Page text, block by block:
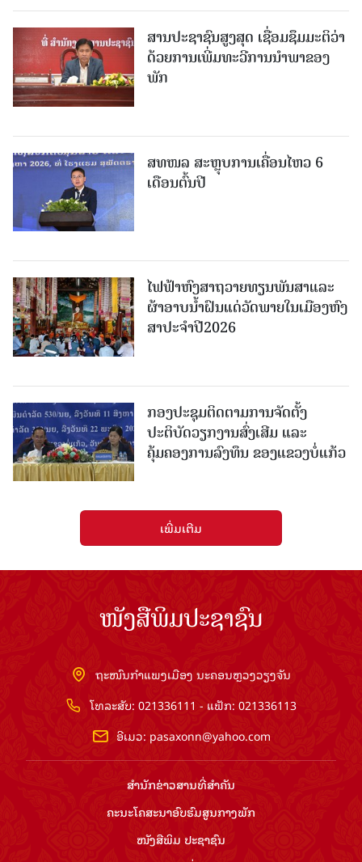
ສານປະຊາຊົນສູງສຸດ ເຊື່ອມຊຶມມະຕິວ່າ
ດ້ວຍການເພີ່ມທະວີການນຳພາຂອງ
ພັກ
ສທໜລ ສະຫຼຸບການເຄື່ອນໄຫວ 6
ເດືອນຕົ້ນປີ
ໄຟຟ້າຫົງສາຖວາຍທຽນພັນສາແລະ
ຜ້າອາບນໍ້າຝົນແດ່ວັດພາຍໃນເມືອງຫົງ
ສາປະຈໍາປີ2026
ກອງປະຊຸມຕິດຕາມການຈັດຕັ້ງ
ປະຕິບັດວຽກງານສົ່ງເສີມ ແລະ
ຄຸ້ມຄອງການລົງທຶນ ຂອງແຂວງບໍ່ແກ້ວ
ເພີ່ມເຕີມ
ໜັງສືພິມປະຊາຊົນ
ຖະໜົນກຳແພງເມືອງ ນະຄອນຫຼວງວຽງຈັນ
ໂທລະສັບ: 021336111 - ແຟັກ: 021336113
ອີເມວ: pasaxonn@yahoo.com
ສຳ​ນັກ​ຂ່າວ​ສານ​ທີ່​ສຳ​ຄັນ​
ຄະນະໂຄສະນາອົບຮົມ​ສູນ​ກາງ​ພັກ
ໜັງສືພິມ ປະ​ຊາ​ຊົນ